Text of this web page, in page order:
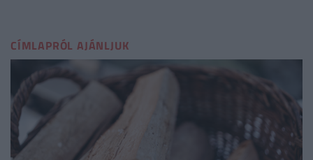
CÍMLAPRÓL AJÁNLJUK